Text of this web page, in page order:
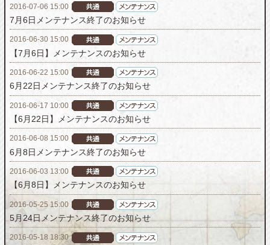
2016-07-06 15:00
7月6日メンテナンス終了のお知らせ
2016-06-30 15:00
【7月6日】メンテナンスのお知らせ
2016-06-22 15:00
6月22日メンテナンス終了のお知らせ
2016-06-17 10:00
【6月22日】メンテナンスのお知らせ
2016-06-08 15:00
6月8日メンテナンス終了のお知らせ
2016-06-03 13:00
【6月8日】メンテナンスのお知らせ
2016-05-25 15:00
5月24日メンテナンス終了のお知らせ
2016-05-18 18:30